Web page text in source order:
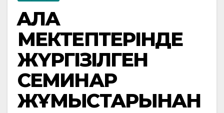
ҚАЛА
МЕКТЕПТЕРІНДЕ
ЖҮРГІЗІЛГЕН
СЕМИНАР
ЖҰМЫСТАРЫНАН